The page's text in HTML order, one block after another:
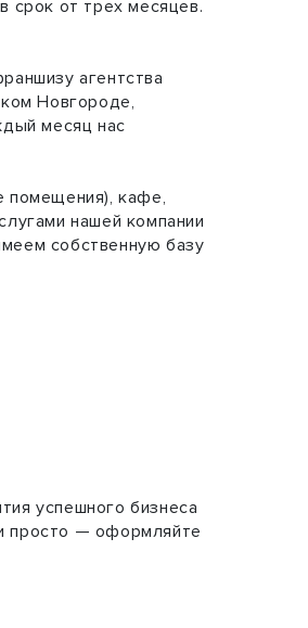
срок от трех месяцев.
агентства
Новгороде,
месяц нас
помещения), кафе,
нашей компании
собственную базу
успешного бизнеса
просто — оформляйте